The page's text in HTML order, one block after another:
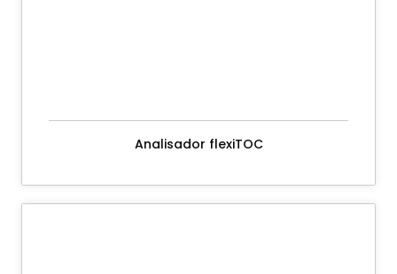
Analisador flexiTOC